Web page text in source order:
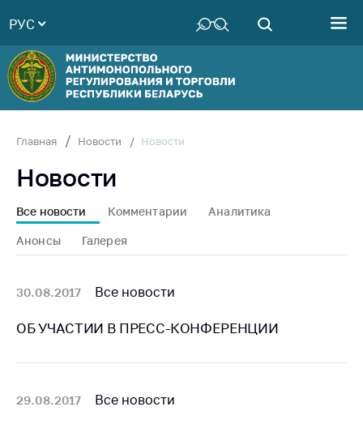
Руководство
Структура
Министерства
Территориальные
Законодательство
Антикоррупционная
деятельность
совет
Соискателям
универсальная
РУС
Главная Новости Новости
Новости
Все новости Комментарии Аналитика
Анонсы Галерея
30.08.2017 Все новости
ОБ УЧАСТИИ В ПРЕСС-КОНФЕРЕНЦИИ
29.08.2017 Все новости